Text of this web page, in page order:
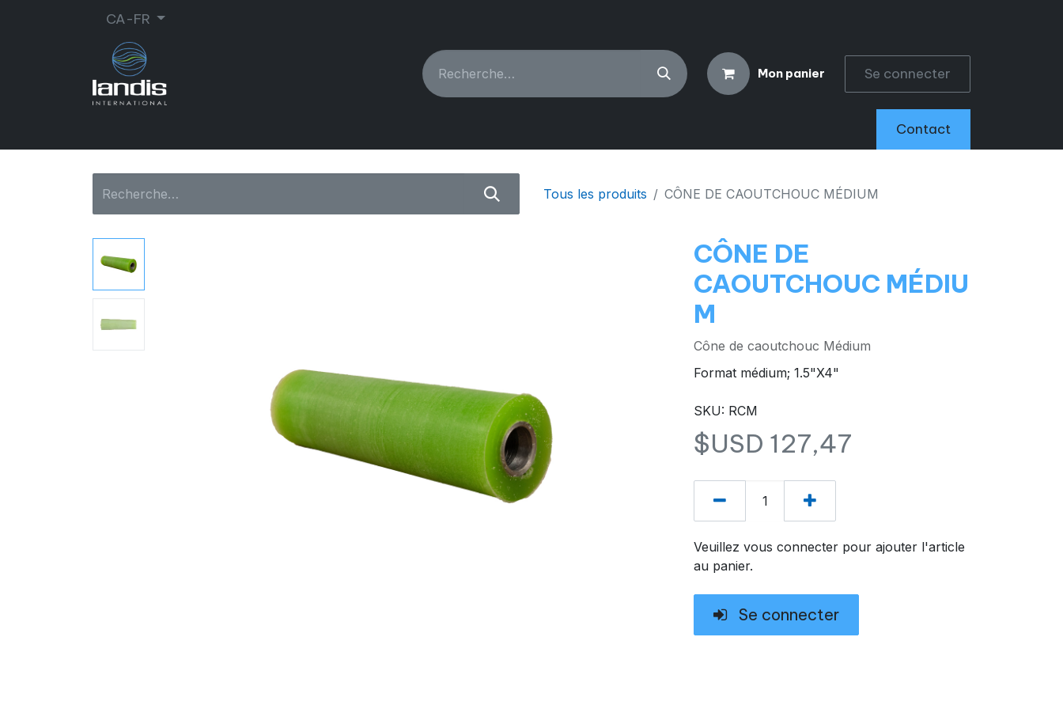
CA-FR
Mon panier Se connecter
Contact
Tous les produits CÔNE DE CAOUTCHOUC MÉDIUM
CÔNE DE
CAOUTCHOUC MÉDIU
M
Cône de caoutchouc Médium
Format médium; 1.5"X4"
SKU: RCM
$USD 127,47
Veuillez vous connecter pour ajouter l'article
au panier.
Se connecter